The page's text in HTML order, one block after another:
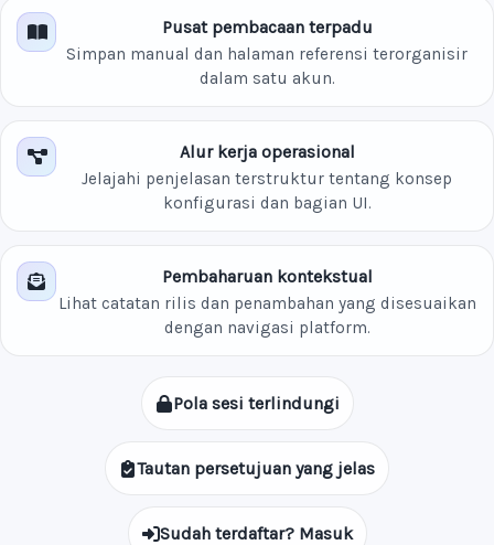
Pusat pembacaan terpadu
Simpan manual dan halaman referensi terorganisir
dalam satu akun.
Alur kerja operasional
Jelajahi penjelasan terstruktur tentang konsep
konfigurasi dan bagian UI.
Pembaharuan kontekstual
Lihat catatan rilis dan penambahan yang disesuaikan
dengan navigasi platform.
Pola sesi terlindungi
Tautan persetujuan yang jelas
Sudah terdaftar? Masuk